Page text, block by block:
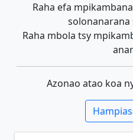
Raha efa
solonanarana
Raha mbola tsy
Azonao atao koa